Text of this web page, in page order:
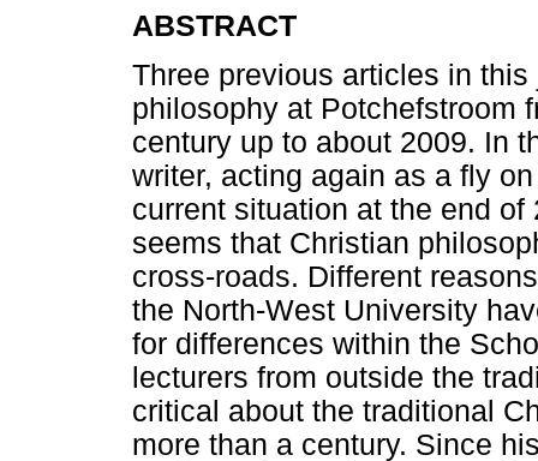
ABSTRACT
Three previous articles in
philosophy at Potchefstroom
century up to about 2009. In
writer, acting again as a fly
current situation at the end
seems that Christian
cross-roads. Different
the North-West University
for differences within the
lecturers from outside the
critical about the traditional
more than a century. Since